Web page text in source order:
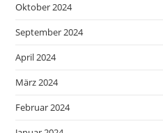
Oktober 2024
September 2024
April 2024
März 2024
Februar 2024